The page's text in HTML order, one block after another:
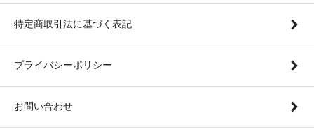
特定商取引法に基づく表記
プライバシーポリシー
お問い合わせ